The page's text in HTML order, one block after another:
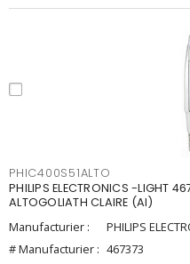
PHIC400S51ALTO
PHILIPS ELECTRONICS -LIGHT
ALTOGOLIATH CLAIRE (AI)
Manufacturier :
PHILIPS
# Manufacturier : 467373